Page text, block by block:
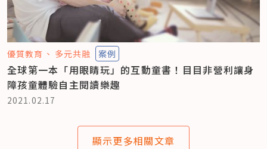
優質教育 多元共融 案例
全球第一本「用眼睛玩」的互動童書！目目非營利讓身
障孩童體驗自主閱讀樂趣
2021.02.17
顯示更多相關文章